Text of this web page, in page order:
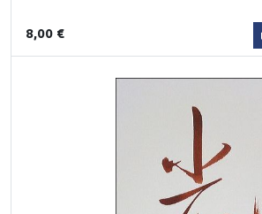
8,00 €